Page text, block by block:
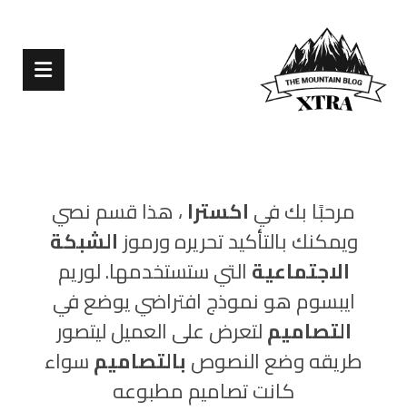
مرحبًا بك فياکسترا، هذا قسم نصي
ويمكنك بالتأكيد تحريره ورموزالشبكة
الاجتماعيةالتي ستستخدمها. لوريم
ايبسوم هو نموذج افتراضي يوضع في
التصاميملتعرض على العميل ليتصور
طريقه وضع النصوصبالتصاميمسواء
كانت تصاميم مطبوعه